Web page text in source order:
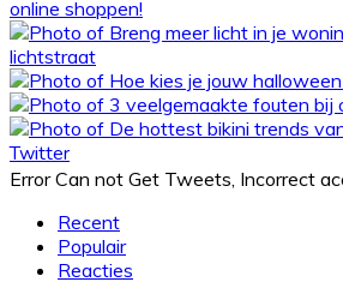
Twitter
Error Can not Get Tweets, Incorrect
Recent
Populair
Reacties